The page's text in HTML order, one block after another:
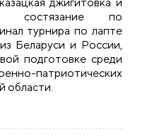
состязание по
турнира по лапте
Беларуси и России,
подготовке среди
патриотических
области.
фестивале славянских